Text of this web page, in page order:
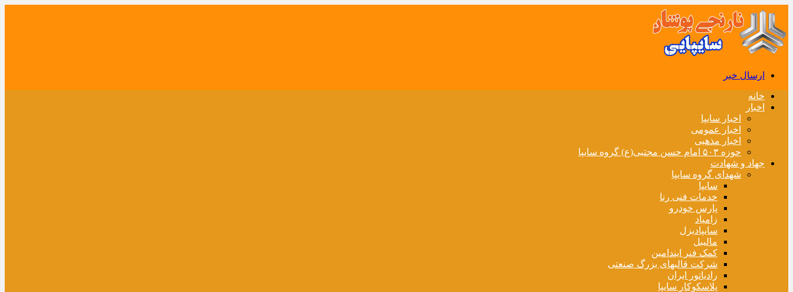
ارسال خبر
خانه
اخبار
اخبار سایپا
اخبار عمومی
اخبار مذهبی
حوزه ۵۰۳ امام حسن مجتبی(ع) گروه سایپا
جهاد و شهادت
شهدای گروه سایپا
سایپا
خدمات فنی رنا
پارس خودرو
زامیاد
سایپادیزل
مالیبل
کمک فنر ایندامین
شرکت قالبهای بزرگ صنعتی
رادیاتور ایران
پلاسکوکار سایپا